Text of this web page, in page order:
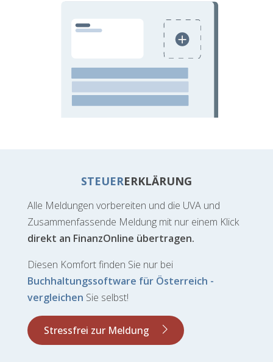
STEUERERKLÄRUNG
Alle Meldungen vorbereiten und die UVA und
Zusammenfassende Meldung mit nur einem Klick
direkt an FinanzOnline übertragen.
Diesen Komfort finden Sie nur bei
Buchhaltungssoftware für Österreich -
vergleichen Sie selbst!
Stressfrei zur Meldung